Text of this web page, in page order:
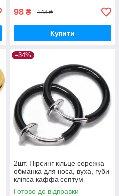
98 ₴ 148 ₴
Купити
–34%
2шт. Пірсинг кільце сережка
обманка для носа, вуха, губи
кліпса каффа септум
(чорний)
Готово до відправки